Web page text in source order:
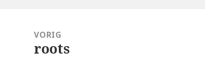
navigatieVORIG
Vorig
roots